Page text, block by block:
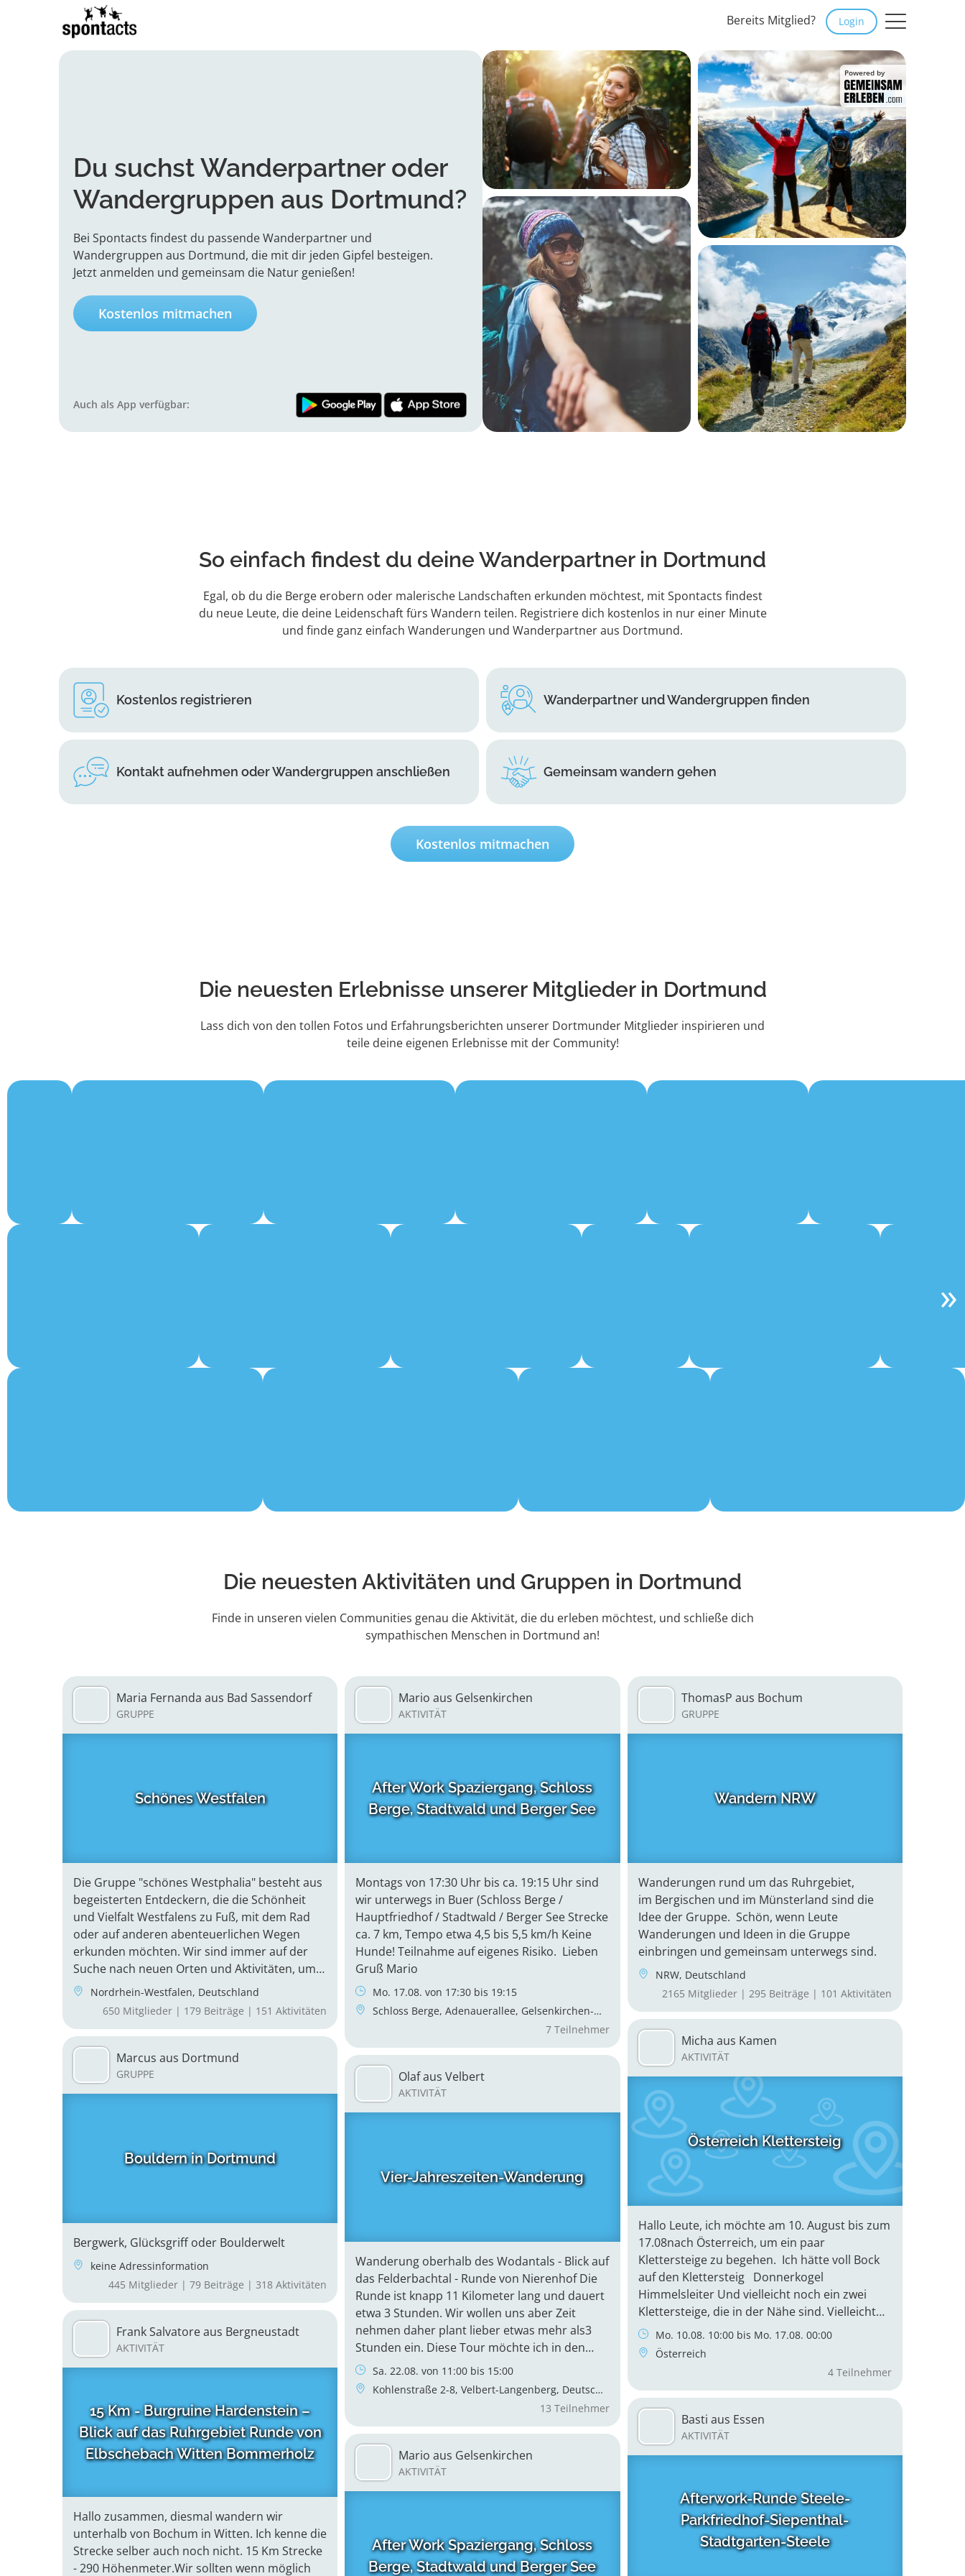
Bereits Mitglied? Login
Powered by
Du suchst Wanderpartner oder
Wandergruppen aus Dortmund?
Bei Spontacts findest du passende Wanderpartner und
Wandergruppen aus Dortmund, die mit dir jeden Gipfel besteigen.
Jetzt anmelden und gemeinsam die Natur genießen!
Kostenlos mitmachen
Auch als App verfügbar:
So einfach findest du deine Wanderpartner in Dortmund
Egal, ob du die Berge erobern oder malerische Landschaften erkunden möchtest, mit Spontacts findest
du neue Leute, die deine Leidenschaft fürs Wandern teilen. Registriere dich kostenlos in nur einer Minute
und finde ganz einfach Wanderungen und Wanderpartner aus Dortmund.
Kostenlos registrieren Wanderpartner und Wandergruppen finden
Kontakt aufnehmen oder Wandergruppen anschließen Gemeinsam wandern gehen
Kostenlos mitmachen
Die neuesten Erlebnisse unserer Mitglieder in Dortmund
Lass dich von den tollen Fotos und Erfahrungsberichten unserer Dortmunder Mitglieder inspirieren und
teile deine eigenen Erlebnisse mit der Community!
Die neuesten Aktivitäten und Gruppen in Dortmund
Finde in unseren vielen Communities genau die Aktivität, die du erleben möchtest, und schließe dich
sympathischen Menschen in Dortmund an!